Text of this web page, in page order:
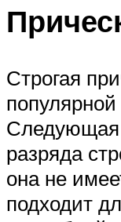
Строгая
Следующая
разряда
она не
подходит